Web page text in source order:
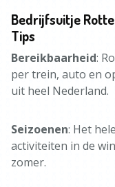
Bedrijfsuitje
Tips
Bereikbaarheid:
per trein, auto en
uit heel Nederland.
Seizoenen: Het
activiteiten in de
zomer.